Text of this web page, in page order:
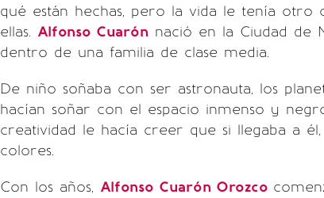
qué están hechas, pero la vida le tenía otro
ellas. Alfonso Cuarón nació en la Ciudad de
dentro de una familia de clase media.
De niño soñaba con ser astronauta, los
hacían soñar con el espacio inmenso y
creatividad le hacía creer que si llegaba a
colores.
Con los años, Alfonso Cuarón Orozco